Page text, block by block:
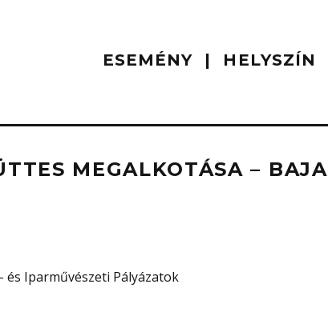
ESEMÉNY HELYSZÍN
MEGALKOTÁSA – BAJA
Iparművészeti Pályázatok